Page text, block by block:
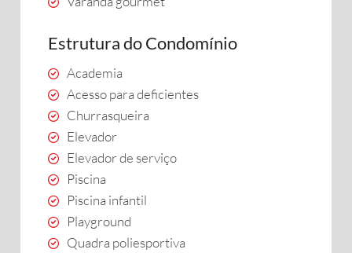
Estrutura do Condomínio
Academia
Acesso para deficientes
Churrasqueira
Elevador
Elevador de serviço
Piscina
Piscina infantil
Playground
Quadra poliesportiva